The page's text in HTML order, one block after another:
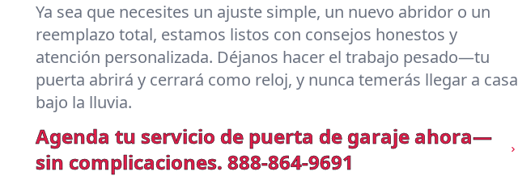
Ya sea que necesites un ajuste simple, un nuevo abridor o un
reemplazo total, estamos listos con consejos honestos y
atención personalizada. Déjanos hacer el trabajo pesado—tu
puerta abrirá y cerrará como reloj, y nunca temerás llegar a casa
bajo la lluvia.
Agenda tu servicio de puerta de garaje ahora—
sin complicaciones. 888-864-9691